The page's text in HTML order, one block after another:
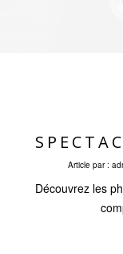
Article par :
Découvrez les